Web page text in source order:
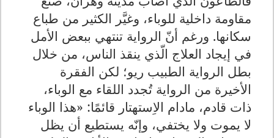
مقاومة داخلية للوباء، وغيَّر الكثير من طباع
سكانها. ورغم أنّ الرواية تنتهي ببعض الأمل
في إيجاد العلاج الّذي ينقذ الناس، من خلال
بطل الرواية الطبيب ريو؛ لكن الفقرة
الأخيرة من الرواية تُجدد اللقاء مع الوباء،
ذات قادم، مادام الاِستهتار قائمًا: «هذا الوباء
لا يموت ولا يختفي، وإنّه يستطيع أن يظل